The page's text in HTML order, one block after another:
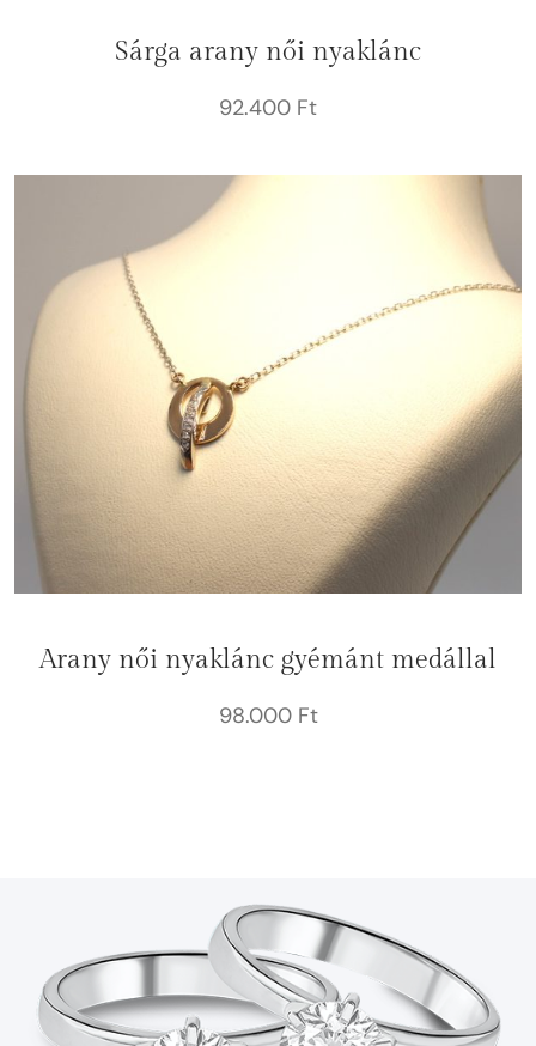
Sárga arany női nyaklánc
92.400 Ft
Arany női nyaklánc gyémánt medállal
98.000 Ft